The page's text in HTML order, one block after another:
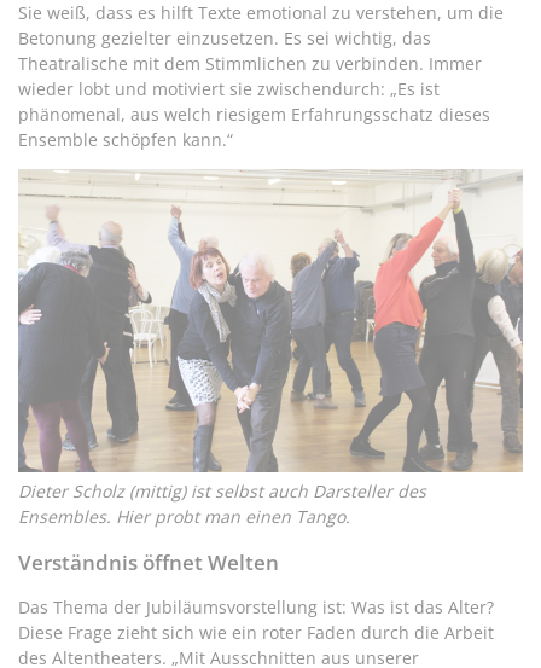
Sie weiß, dass es hilft Texte emotional zu verstehen, um die
Betonung gezielter einzusetzen. Es sei wichtig, das
Theatralische mit dem Stimmlichen zu verbinden. Immer
wieder lobt und motiviert sie zwischendurch: „Es ist
phänomenal, aus welch riesigem Erfahrungsschatz dieses
Ensemble schöpfen kann.“
Dieter Scholz (mittig) ist selbst auch Darsteller des
Ensembles. Hier probt man einen Tango.
Verständnis öffnet Welten
Das Thema der Jubiläumsvorstellung ist: Was ist das Alter?
Diese Frage zieht sich wie ein roter Faden durch die Arbeit
des Altentheaters. „Mit Ausschnitten aus unserer